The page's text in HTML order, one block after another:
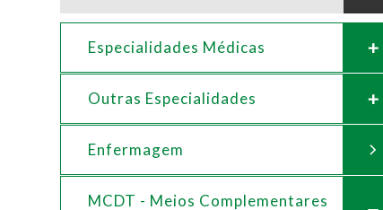
Especialidades Médicas
Outras Especialidades
Enfermagem
MCDT - Meios Complementares